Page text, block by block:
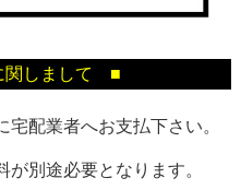
関しまして ■
宅配業者へお支払下さい。
要となります。